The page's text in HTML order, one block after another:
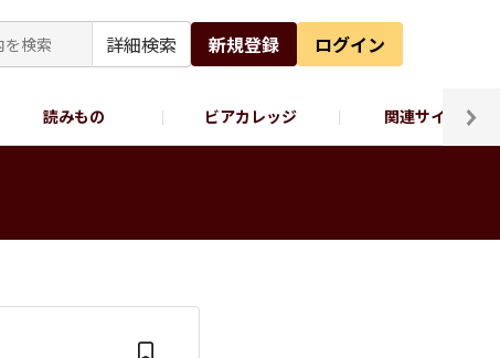
詳細検索 新規登録 ログイン
読みもの ビアカレッジ 関連サイト